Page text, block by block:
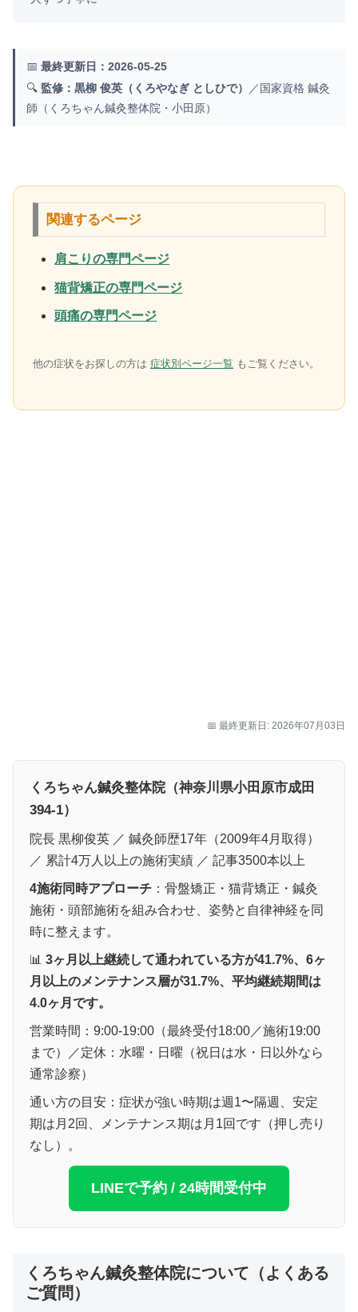
📅 最終更新日：2026-05-25
🔍 監修：黒柳 俊英（くろやなぎ としひで）
／国家資格 鍼灸
師（くろちゃん鍼灸整体院・小田原）
関連するページ
肩こりの専門ページ
猫背矯正の専門ページ
頭痛の専門ページ
他の症状をお探しの方は 症状別ページ一覧 もご覧ください。
📅 最終更新日: 2026年07月03日
くろちゃん鍼灸整体院（神奈川県小田原市成田
394-1）
院長 黒柳俊英 ／ 鍼灸師歴17年（2009年4月取得）
／ 累計4万人以上の施術実績 ／ 記事3500本以上
4施術同時アプローチ ：骨盤矯正・猫背矯正・鍼灸
施術・頭部施術を組み合わせ、姿勢と自律神経を同
時に整えます。
📊 3ヶ月以上継続して通われている方が41.7%、6ヶ
月以上のメンテナンス層が31.7%、平均継続期間は
4.0ヶ月です。
営業時間：9:00-19:00（最終受付18:00／施術19:00
まで）／定休：水曜・日曜（祝日は水・日以外なら
通常診察）
通い方の目安：症状が強い時期は週1〜隔週、安定
期は月2回、メンテナンス期は月1回です（押し売り
なし）。
LINEで予約 / 24時間受付中
くろちゃん鍼灸整体院について（よくある
ご質問）